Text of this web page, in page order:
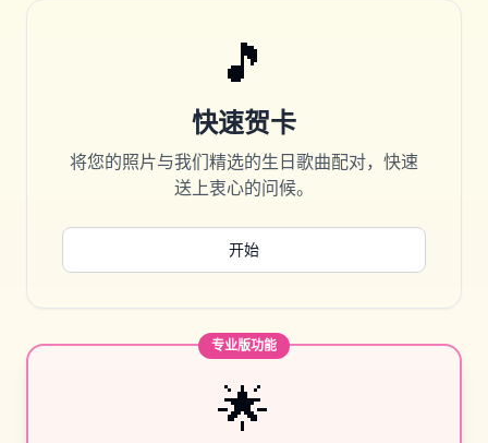
🎵
快速贺卡
将您的照片与我们精选的生日歌曲配对，快速
送上衷心的问候。
开始
专业版功能
🌟